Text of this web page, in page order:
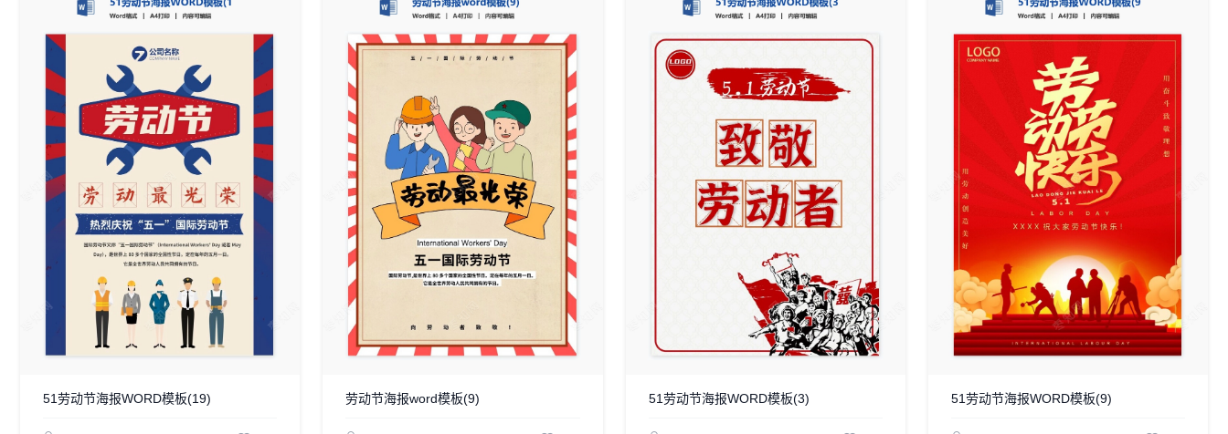
51劳动节海报WORD模板(19) 劳动节海报word模板(9) 51劳动节海报WORD模板(3) 51劳动节海报WORD模板(9)